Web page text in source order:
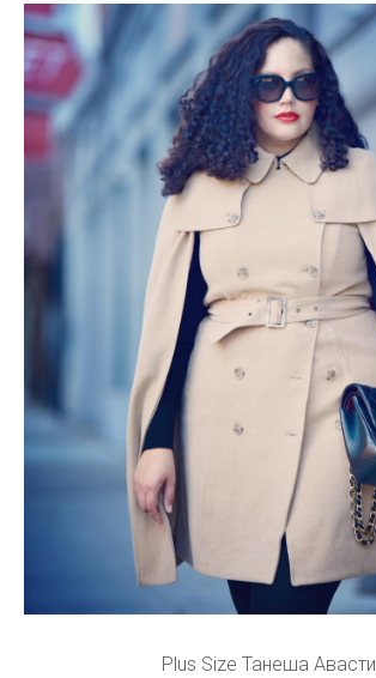
Plus Size Танеша Авасти